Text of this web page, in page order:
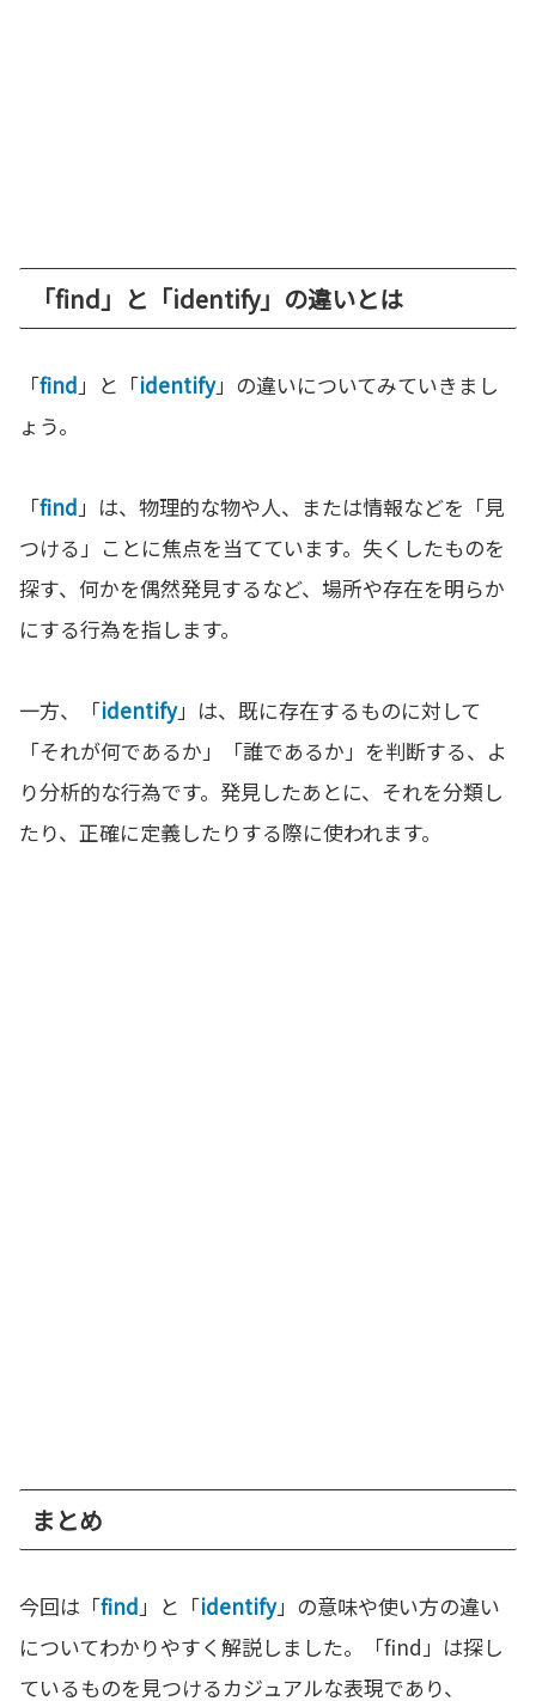
「find」と「identify」の違いとは
「find」と「identify」の違いについてみていきまし
ょう。
「find」は、物理的な物や人、または情報などを「見
つける」ことに焦点を当てています。失くしたものを
探す、何かを偶然発見するなど、場所や存在を明らか
にする行為を指します。
一方、「identify」は、既に存在するものに対して
「それが何であるか」「誰であるか」を判断する、よ
り分析的な行為です。発見したあとに、それを分類し
たり、正確に定義したりする際に使われます。
まとめ
今回は「find」と「identify」の意味や使い方の違い
についてわかりやすく解説しました。「find」は探し
ているものを見つけるカジュアルな表現であり、